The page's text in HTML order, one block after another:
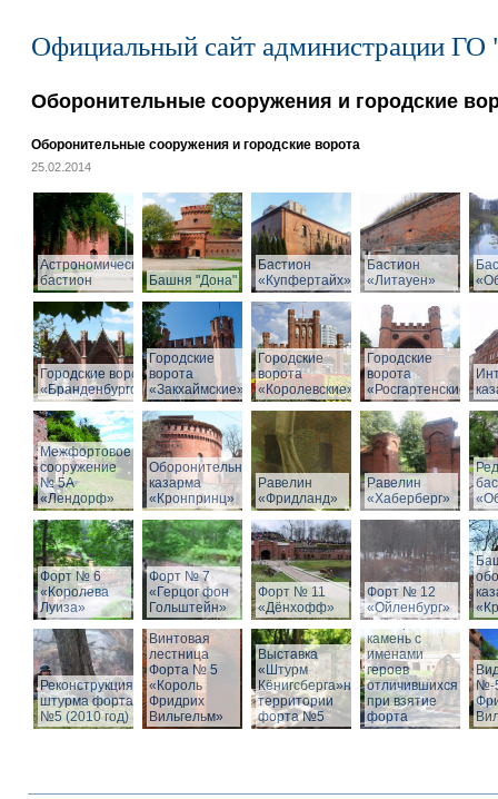
Официальный сайт администрации ГО
Оборонительные сооружения и городские
Оборонительные сооружения и городские ворота
25.02.2014
Астрономический
бастион
Башня "Дона"
Бастион
«Купфертайх»
Бастион
«Литауен»
Городские ворота
«Бранденбургские»
Городские
ворота
«Закхаймские»
Городские
ворота
«Королевские»
Городские
ворота
«Росгартенские»
Межфортовое
сооружение
№ 5А
«Лендорф»
Оборонительная
казарма
«Кронпринц»
Равелин
«Фридланд»
Равелин
«Хаберберг»
Форт № 6
«Королева
Луиза»
Форт № 7
«Герцог фон
Гольштейн»
Форт № 11
«Дёнхофф»
Форт № 12
«Ойленбург»
Реконструкция
штурма форта
№5 (2010 год)
Винтовая
лестница
Форта № 5
«Король
Фридрих
Вильгельм»
Выставка
«Штурм
Кёнигсберга»на
территории
форта №5
Мемориальный
камень с
именами
героев
отличившихся
при взятие
форта
№-